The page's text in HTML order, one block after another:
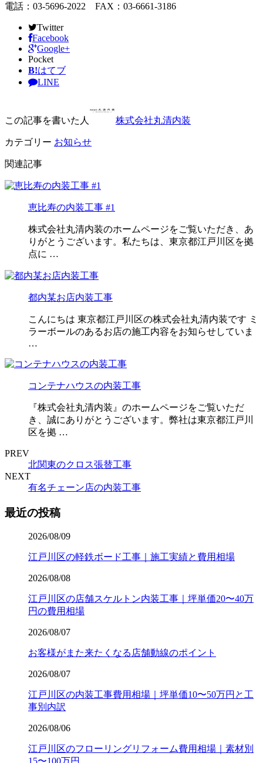
電話：03-5696-2022 FAX：03-6661-3186
Twitter
Facebook
Google+
Pocket
B!はてブ
LINE
この記事を書いた人 株式会社丸清内装
カテゴリー お知らせ
関連記事
恵比寿の内装工事 #1
株式会社丸清内装のホームページをご覧いただき、あ
りがとうございます。私たちは、東京都江戸川区を拠
点に …
都内某お店内装工事
こんにちは 東京都江戸川区の株式会社丸清内装です ミ
ラーボールのあるお店の施工内容をお知らせしていま
…
コンテナハウスの内装工事
『株式会社丸清内装』のホームページをご覧いただ
き、誠にありがとうございます。弊社は東京都江戸川
区を拠 …
PREV
北関東のクロス張替工事
NEXT
有名チェーン店の内装工事
最近の投稿
2026/08/09
江戸川区の軽鉄ボード工事｜施工実績と費用相場
2026/08/08
江戸川区の店舗スケルトン内装工事｜坪単価20〜40万
円の費用相場
2026/08/07
お客様がまた来たくなる店舗動線のポイント
2026/08/07
江戸川区の内装工事費用相場｜坪単価10〜50万円と工
事別内訳
2026/08/06
江戸川区のフローリングリフォーム費用相場｜素材別